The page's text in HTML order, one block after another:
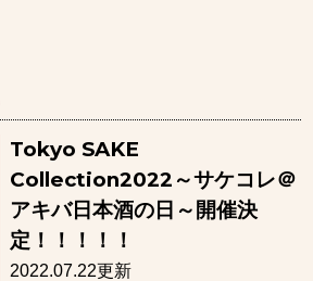
Tokyo SAKE
Collection2022～サケコレ＠
アキバ日本酒の日～開催決
定！！！！！
2022.07.22更新